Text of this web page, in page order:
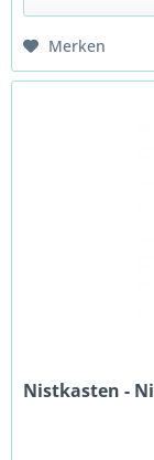
Merken
Nistkasten -